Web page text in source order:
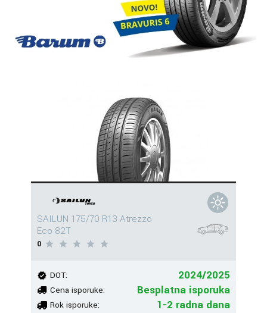
SAILUN 175/70 R13 Atrezzo
Eco 82T
0
DOT: 2024/2025
Cena isporuke: Besplatna isporuka
Rok isporuke: 1-2 radna dana